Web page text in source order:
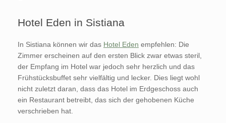
Hotel Eden in Sistiana
In Sistiana können wir das Hotel Eden empfehlen: Die
Zimmer erscheinen auf den ersten Blick zwar etwas steril,
der Empfang im Hotel war jedoch sehr herzlich und das
Frühstücksbuffet sehr vielfältig und lecker. Dies liegt wohl
nicht zuletzt daran, dass das Hotel im Erdgeschoss auch
ein Restaurant betreibt, das sich der gehobenen Küche
verschrieben hat.